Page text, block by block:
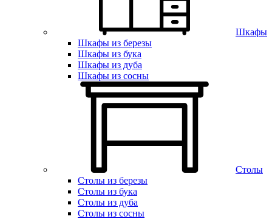
Шкафы
Шкафы из березы
Шкафы из бука
Шкафы из дуба
Шкафы из сосны
Столы
Столы из березы
Столы из бука
Столы из дуба
Столы из сосны